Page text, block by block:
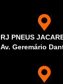
RJ PNEUS
Av. Geremário